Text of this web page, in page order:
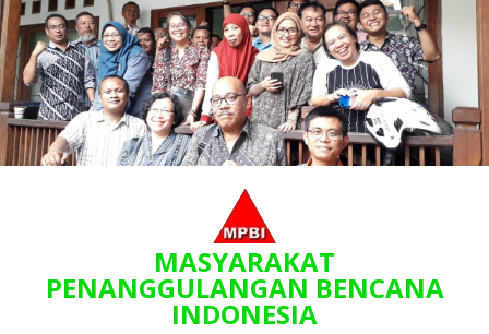
MASYARAKAT
PENANGGULANGAN BENCANA
INDONESIA